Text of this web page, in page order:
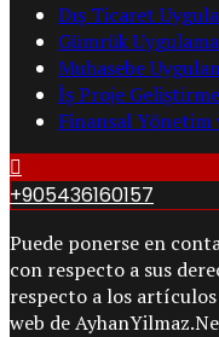
Dış Ticaret
Gümrük
Muhasebe
İş Proje
Finansal Yönetim
+905436160157
Puede ponerse en
con respecto a sus
respecto a los
web de